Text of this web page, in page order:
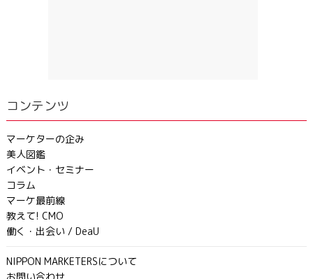
コンテンツ
マーケターの企み
美人図鑑
イベント・セミナー
コラム
マーケ最前線
教えて! CMO
働く・出会い / DeaU
NIPPON MARKETERSについて